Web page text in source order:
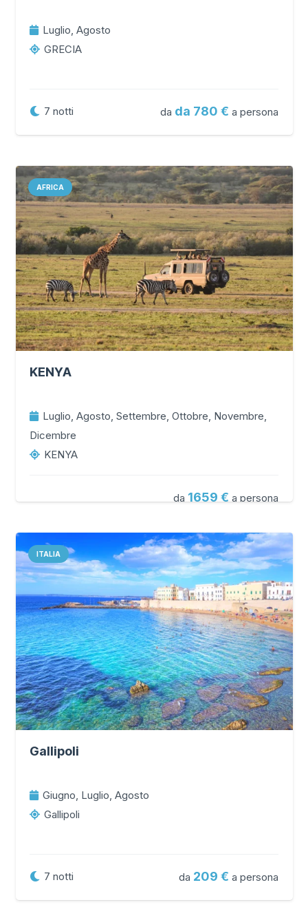
Luglio, Agosto
GRECIA
7 notti da da 780 a persona
AFRICA
KENYA
Luglio, Agosto, Settembre, Ottobre, Novembre,
Dicembre
KENYA
da 1659 a persona
ITALIA
Gallipoli
Giugno, Luglio, Agosto
Gallipoli
7 notti da 209 a persona